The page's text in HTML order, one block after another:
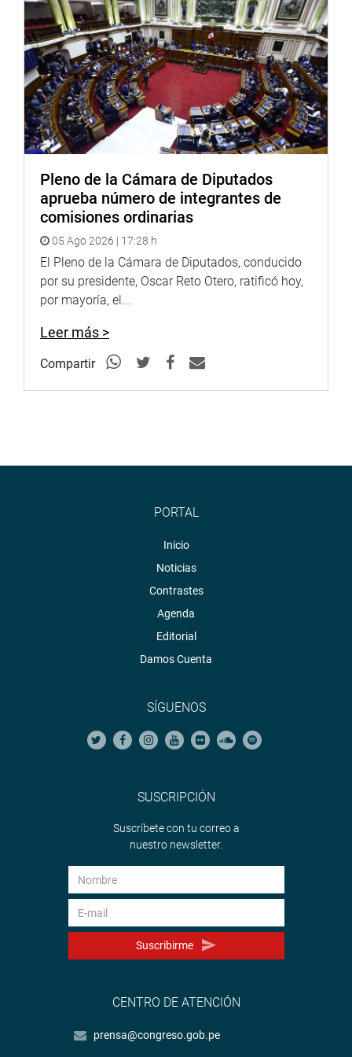
Pleno de la Cámara de Diputados
aprueba número de integrantes de
comisiones ordinarias
05 Ago 2026 | 17:28 h
El Pleno de la Cámara de Diputados, conducido
por su presidente, Oscar Reto Otero, ratificó hoy,
por mayoría, el...
Leer más >
Compartir
PORTAL
Inicio
Noticias
Contrastes
Agenda
Editorial
Damos Cuenta
SÍGUENOS
SUSCRIPCIÓN
Suscríbete con tu correo a
nuestro newsletter.
Suscribirme
CENTRO DE ATENCIÓN
prensa@congreso.gob.pe